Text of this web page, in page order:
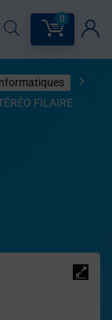
0
FILAIRE